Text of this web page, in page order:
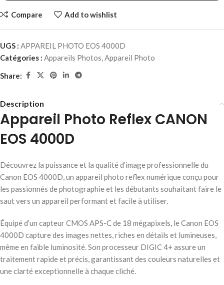
Compare Add to wishlist
UGS : APPAREIL PHOTO EOS 4000D
Catégories : Appareils Photos,Appareil Photo
Share:
Description
Appareil Photo Reflex CANON
EOS 4000D
Découvrez la puissance et la qualité d’image professionnelle du
Canon EOS 4000D, un appareil photo reflex numérique conçu pour
les passionnés de photographie et les débutants souhaitant faire le
saut vers un appareil performant et facile à utiliser.
Équipé d’un capteur CMOS APS-C de 18 mégapixels, le Canon EOS
4000D capture des images nettes, riches en détails et lumineuses,
même en faible luminosité. Son processeur DIGIC 4+ assure un
traitement rapide et précis, garantissant des couleurs naturelles et
une clarté exceptionnelle à chaque cliché.